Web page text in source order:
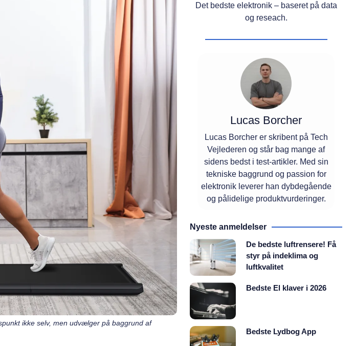
ikke selv, men udvælger på baggrund af
Det bedste elektronik – baseret på data
og reseach.
Lucas Borcher
Lucas Borcher er skribent på Tech
Vejlederen og står bag mange af
sidens bedst i test-artikler. Med sin
tekniske baggrund og passion for
elektronik leverer han dybdegående
og pålidelige produktvurderinger.
Nyeste anmeldelser
De bedste luftrensere! Få
styr på indeklima og
luftkvalitet
Bedste El klaver i 2026
Bedste Lydbog App